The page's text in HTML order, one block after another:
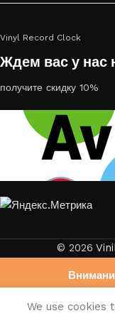
https://
Vinyl Record Clock
Ждем вас у нас
получите скидку 10%
© 2026
We use cookies